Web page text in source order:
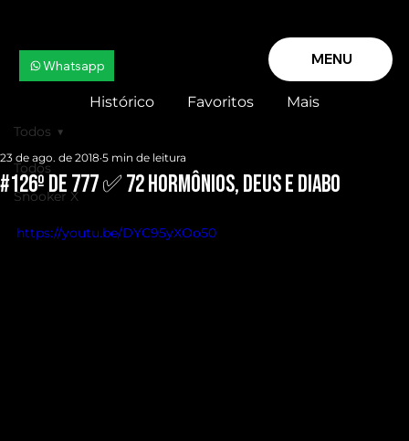
MENU
Whatsapp
Histórico Favoritos Mais
Todos
Snooker X
Todos
#126º de 777 ✅ 72 HORMÔNIOS, Deus e Diabo
23 de ago. de 2018 5 min de leitura
https://youtu.be/DYC95yXOo50